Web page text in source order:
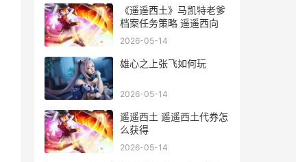
《遥遥西土》马凯特老爹
档案任务策略 遥遥西向
2026-05-14
雄心之上张飞如何玩
2026-05-14
遥遥西土 遥遥西土代券怎
么获得
2026-05-14